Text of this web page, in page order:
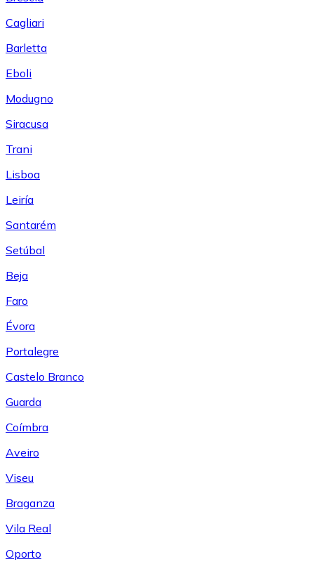
Cagliari
Barletta
Eboli
Modugno
Siracusa
Trani
Lisboa
Leiría
Santarém
Setúbal
Beja
Faro
Évora
Portalegre
Castelo Branco
Guarda
Coímbra
Aveiro
Viseu
Braganza
Vila Real
Oporto